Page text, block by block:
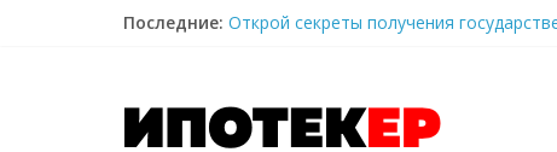
Последние: Открой секреты получения
Наверное, самый выгодный вариант
Все «за» и «против» ипотеки и её